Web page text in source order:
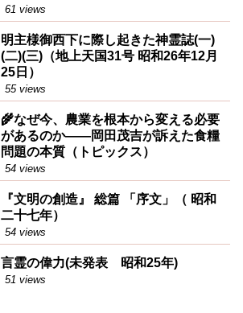
61 views
明主様御西下に際し起きた神霊誌(一)
(二)(三)（地上天国31号 昭和26年12月
25日）
55 views
🌾なぜ今、農業を根本から変える必要
があるのか――岡田茂吉が訴えた食糧
問題の本質（トピックス）
54 views
『文明の創造』 総篇 「序文」（ 昭和
二十七年）
54 views
言霊の偉力(未発表 昭和25年)
51 views